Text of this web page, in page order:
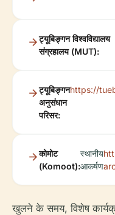
ट्यूबिङ्गन विश्वविद्यालय
संग्रहालय (MUT):
ट्यूबिङ्गन
अनुसंधान
परिसर:
https://
कोमोट
(Komoot):
स्थानीय
आकर्षण
खुलने के समय, विशेष